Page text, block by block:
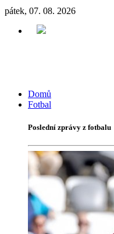
pátek, 07. 08. 2026
Domů
Fotbal
Poslední zprávy z fotbalu